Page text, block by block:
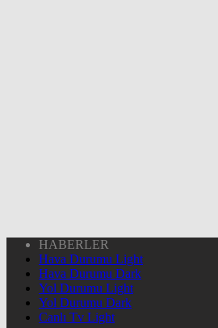
HABERLER
Hava Durumu Light
Hava Durumu Dark
Yol Durumu Light
Yol Durumu Dark
Canlı Tv Light